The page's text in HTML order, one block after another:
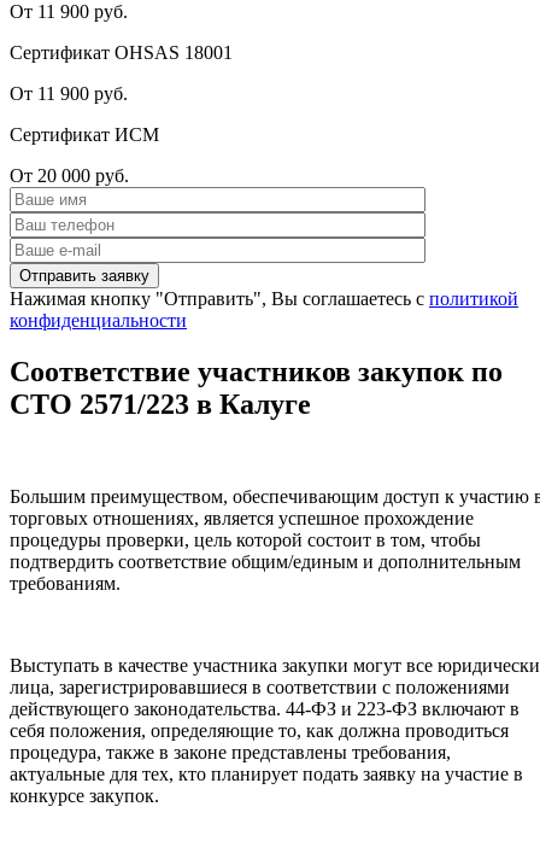
От 11 900 руб.
Сертификат OHSAS 18001
От 11 900 руб.
Сертификат ИСМ
От 20 000 руб.
Нажимая кнопку "Отправить", Вы соглашаетесь с политикой
конфиденциальности
Соответствие участников закупок по
СТО 2571/223 в Калуге
Большим преимуществом, обеспечивающим доступ к участию
торговых отношениях, является успешное прохождение
процедуры проверки, цель которой состоит в том, чтобы
подтвердить соответствие общим/единым и дополнительным
требованиям.
Выступать в качестве участника закупки могут все
лица, зарегистрировавшиеся в соответствии с положениями
действующего законодательства. 44-ФЗ и 223-ФЗ включают в
себя положения, определяющие то, как должна проводиться
процедура, также в законе представлены требования,
актуальные для тех, кто планирует подать заявку на участие в
конкурсе закупок.